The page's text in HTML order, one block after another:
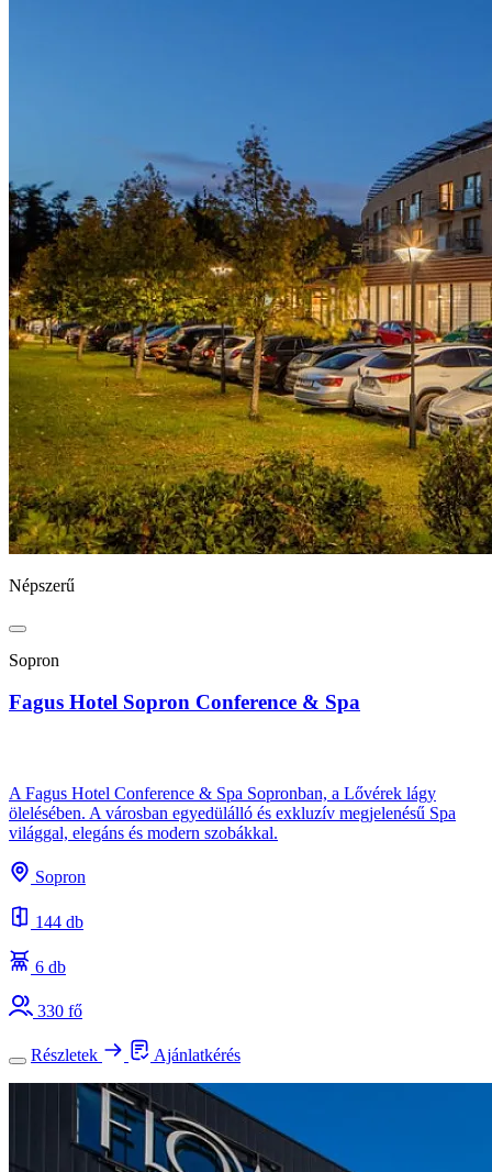
Népszerű
Sopron
Fagus Hotel Sopron Conference & Spa
A Fagus Hotel Conference & Spa Sopronban, a Lővérek lágy
ölelésében. A városban egyedülálló és exkluzív megjelenésű Spa
világgal, elegáns és modern szobákkal.
Sopron
144 db
6 db
330 fő
Részletek Ajánlatkérés